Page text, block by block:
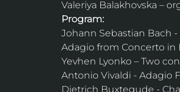
Valeriya Balakhovska –
Program:
Johann Sebastian Bach
Adagio from Concerto in
Yevhen Lyonko – Two
Antonio Vivaldi - Adagio
Dietrich Buxtegude -